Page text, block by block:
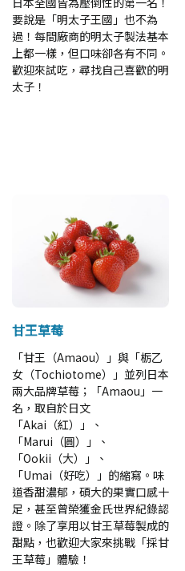
要說是「明太子王國」也不為
過！每間廠商的明太子製法基本
上都一樣，但口味卻各有不同。
歡迎來試吃，尋找自己喜歡的明
太子！
甘王草莓
「甘王（Amaou）」與「栃乙
女（Tochiotome）」並列日本
兩大品牌草莓；「Amaou」一
名，取自於日文
「Akai（紅）」、
「Marui（圓）」、
「Ookii（大）」、
「Umai（好吃）」的縮寫。味
道香甜濃郁，碩大的果實口感十
足，甚至曾榮獲金氏世界紀錄認
證。除了享用以甘王草莓製成的
甜點，也歡迎大家來挑戰「採甘
王草莓」體驗！